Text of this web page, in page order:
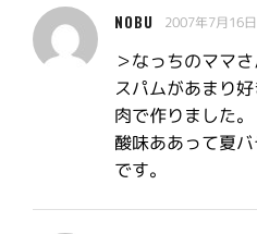
NOBU 2007年7月16
＞なっちのママ
スパムがあまり
肉で作りました。
酸味ああって夏
です。